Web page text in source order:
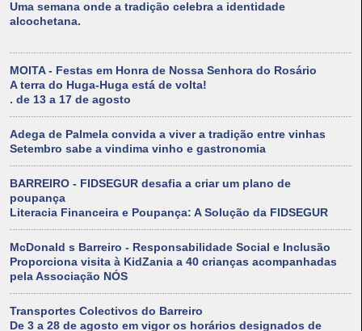
Uma semana onde a tradição celebra a identidade
alcochetana.
MOITA - Festas em Honra de Nossa Senhora do Rosário
A terra do Huga-Huga está de volta!
. de 13 a 17 de agosto
Adega de Palmela convida a viver a tradição entre vinhas
Setembro sabe a vindima vinho e gastronomia
BARREIRO - FIDSEGUR desafia a criar um plano de
poupança
Literacia Financeira e Poupança: A Solução da FIDSEGUR
McDonald s Barreiro - Responsabilidade Social e Inclusão
Proporciona visita à KidZania a 40 crianças acompanhadas
pela Associação NÓS
Transportes Colectivos do Barreiro
De 3 a 28 de agosto em vigor os horários designados de